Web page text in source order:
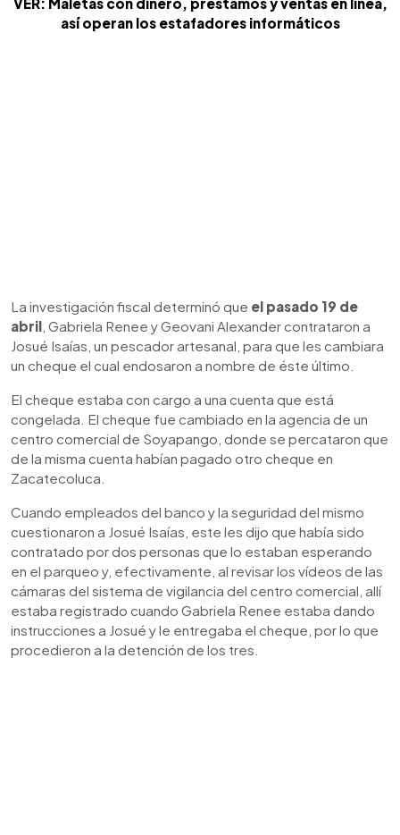
así operan los estafadores informáticos
La investigación fiscal determinó que el pasado 19 de
abril , Gabriela Renee y Geovani Alexander contrataron a
Josué Isaías, un pescador artesanal, para que les cambiara
un cheque el cual endosaron a nombre de éste último.
El cheque estaba con cargo a una cuenta que está
congelada. El cheque fue cambiado en la agencia de un
centro comercial de Soyapango, donde se percataron que
de la misma cuenta habían pagado otro cheque en
Zacatecoluca.
Cuando empleados del banco y la seguridad del mismo
cuestionaron a Josué Isaías, este les dijo que había sido
contratado por dos personas que lo estaban esperando
en el parqueo y, efectivamente, al revisar los vídeos de las
cámaras del sistema de vigilancia del centro comercial, allí
estaba registrado cuando Gabriela Renee estaba dando
instrucciones a Josué y le entregaba el cheque, por lo que
procedieron a la detención de los tres.